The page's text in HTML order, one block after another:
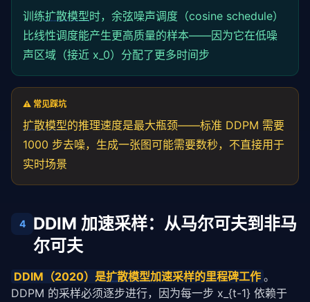
训练扩散模型时，余弦噪声调度（cosine schedule）
比线性调度能产生更高质量的样本——因为它在低噪
声区域（接近 x_0）分配了更多时间步
⚠️ 常见踩坑
扩散模型的推理速度是最大瓶颈——标准 DDPM 需要
1000 步去噪，生成一张图可能需要数秒，不直接用于
实时场景
4
DDIM 加速采样：从马尔可夫到非马
尔可夫
DDIM（2020）是扩散模型加速采样的里程碑工作 。
DDPM 的采样必须逐步进行，因为每一步 x_{t-1} 依赖于